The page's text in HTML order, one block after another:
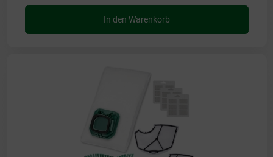
In den Warenkorb